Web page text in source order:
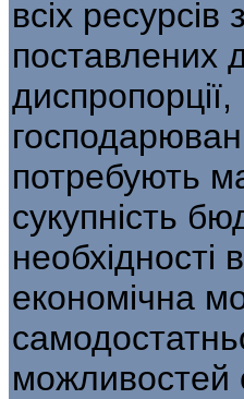
всіх
поставлених
потребують
сукупність
економічна
можли­востей